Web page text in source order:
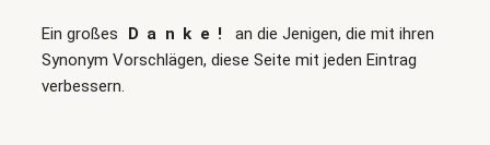
Ein großes Danke!
an die Jenigen, die mit ihren
Synonym Vorschlägen, diese Seite mit jeden Eintrag
verbessern.